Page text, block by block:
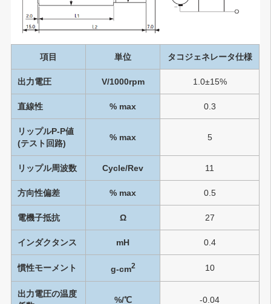
項目 単位 タコジェネレータ仕様
出力電圧 V/1000rpm 1.0±15%
直線性 % max 0.3
リップルP-P値
(テスト回路)
% max 5
リップル周波数 Cycle/Rev 11
方向性偏差 % max 0.5
電機子抵抗 Ω 27
インダクタンス mH 0.4
慣性モーメント g-cm2 10
出力電圧の温度
%/℃ -0.04